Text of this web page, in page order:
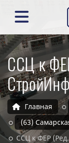
ССЦ к
Главная
(63)
ССЦ к ФЕР